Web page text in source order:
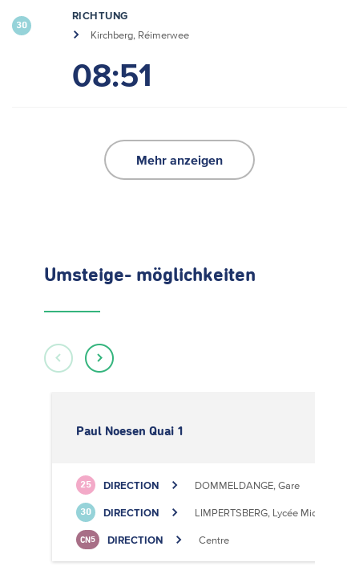
30
RICHTUNG
Kirchberg, Réimerwee
08:51
Mehr anzeigen
Umsteige- möglichkeiten
Paul Noesen Quai 1
25 DIRECTION DOMMELDANGE, Gare
30 DIRECTION LIMPERTSBERG, Lycée Michel
CN5 DIRECTION Centre